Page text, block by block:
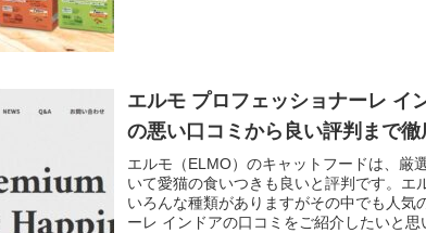
エルモ プロフェッショナーレ イ
の悪い口コミから良い評判まで徹
エルモ（ELMO）のキャットフードは、厳
いて愛猫の食いつきも良いと評判です。エ
いろんな種類がありますがその中でも人気
ーレ インドアの口コミをご紹介したいと思